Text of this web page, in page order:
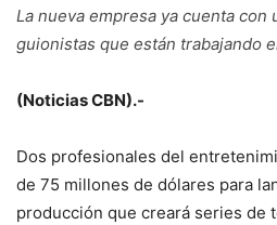
La nueva empresa ya cuenta con
guionistas que están trabajando
(Noticias CBN).-
Dos profesionales del
de 75 millones de dólares para
producción que creará series de